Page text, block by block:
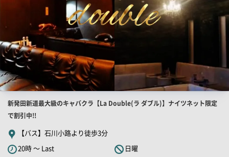
店
舗
PR
キ
ャ
新発田新道最大級のキャバクラ【La Double(ラ ダブル)】ナイツネット限定
で割引中!!
【バス】石川小路より徒歩3分
20時 ～ Last
日曜